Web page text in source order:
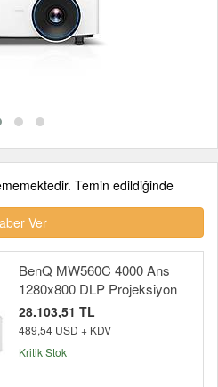
Temin edildiğinde
Ver
BenQ MW560C 4000 Ans
1280x800 DLP Projeksiyon
28.103,51 TL
489,54 USD + KDV
Kritik Stok